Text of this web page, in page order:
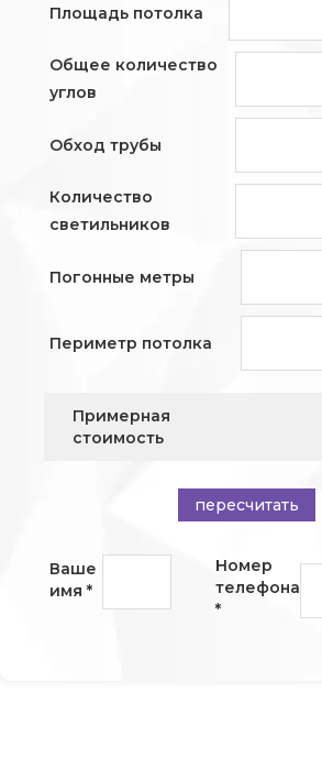
Площадь потолка
Общее количество
углов
Обход трубы
Количество
светильников
Погонные метры
Периметр потолка
Примерная
стоимость
пересчитать
Ваше
имя *
Номер
телефона
*